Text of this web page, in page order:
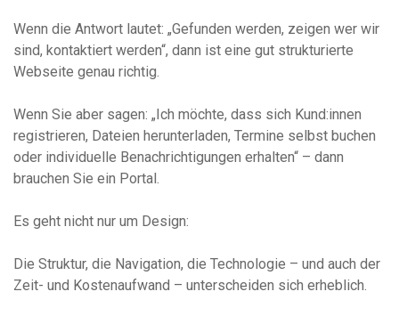
Wenn die Antwort lautet: „Gefunden werden, zeigen wer wir
sind, kontaktiert werden“, dann ist eine gut strukturierte
Webseite genau richtig.
Wenn Sie aber sagen: „Ich möchte, dass sich Kund:innen
registrieren, Dateien herunterladen, Termine selbst buchen
oder individuelle Benachrichtigungen erhalten“ – dann
brauchen Sie ein Portal.
Es geht nicht nur um Design:
Die Struktur, die Navigation, die Technologie – und auch der
Zeit- und Kostenaufwand – unterscheiden sich erheblich.